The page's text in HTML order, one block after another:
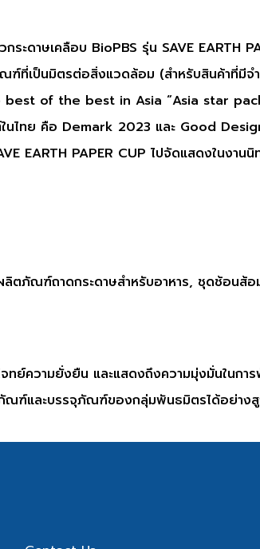
ดาษเคลือบ BioPBS รุ่น SAVE EARTH
ที่เป็นมิตรต่อสิ่งแวดล้อม (สำหรับสินค้าที่มีจ
best of the best in Asia “Asia star
ไทย คือ Demark 2023 และ Good
PAPER CUP ไปจัดแสดงในงานนิ
ลิตภัณฑ์ถาดกระดาษสำหรับอาหาร, ชุดช้อนส้
ย์ความยั่งยืน และแสดงถึงความมุ่งมั่นในก
ภัณฑ์และบรรจุภัณฑ์ของกลุ่มพันธมิตรได้อย่าง